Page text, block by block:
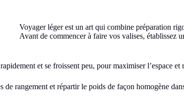
Voyager léger est un art qui combine préparation
Avant de commencer à faire vos valises, établissez
et se froissent peu, pour maximiser l’espace
rangement et répartir le poids de façon homogène